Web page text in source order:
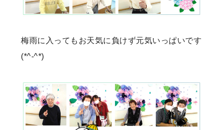
梅雨に入ってもお天気に負けず元気いっぱいです
(*^-^*)